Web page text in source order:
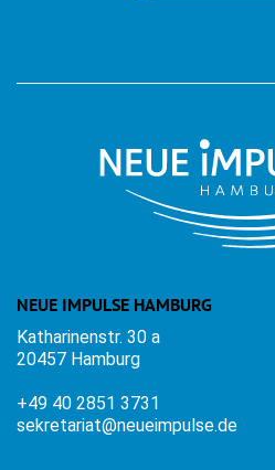
NEUE IMPULSE HAMBURG
Katharinenstr. 30 a
20457 Hamburg
+49 40 2851 3731
sekretariat@neueimpulse.de